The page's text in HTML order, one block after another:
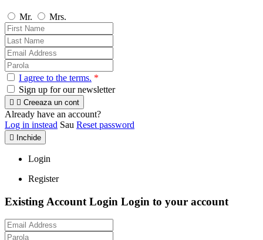
Mr. Mrs.
I agree to the terms. *
Sign up for our newsletter
  Creeaza un cont
Already have an account?
Log in instead Sau Reset password
 Inchide
Login
Register
Existing Account Login Login to your account